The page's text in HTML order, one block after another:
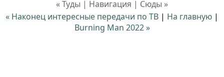
« Туды | Навигация | Сюды »
« Наконец интересные передачи по ТВ | На главную |
Burning Man 2022 »